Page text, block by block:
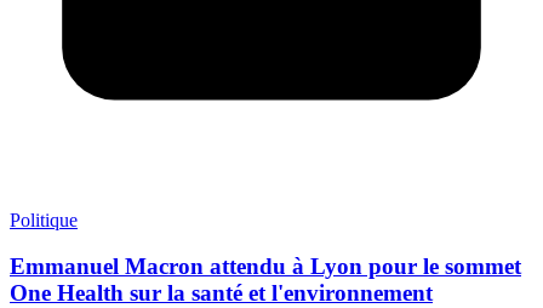
Politique
Emmanuel Macron attendu à Lyon pour le sommet
One Health sur la santé et l'environnement